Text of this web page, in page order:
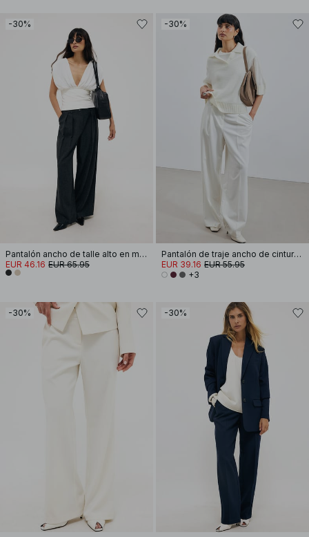
-30%
Pantalón ancho de talle alto en mezcla de colores
EUR 46.16 EUR 65.95
-30%
Pantalón de traje ancho ​​de cintura alta
EUR 39.16 EUR 55.95
+3
-30% -30%